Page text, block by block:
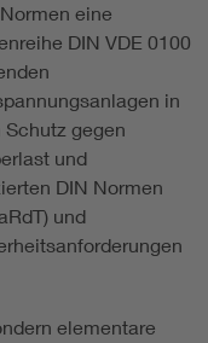
eine
DIN VDE 0100
in
gegen
und
DIN Normen
und
elementare